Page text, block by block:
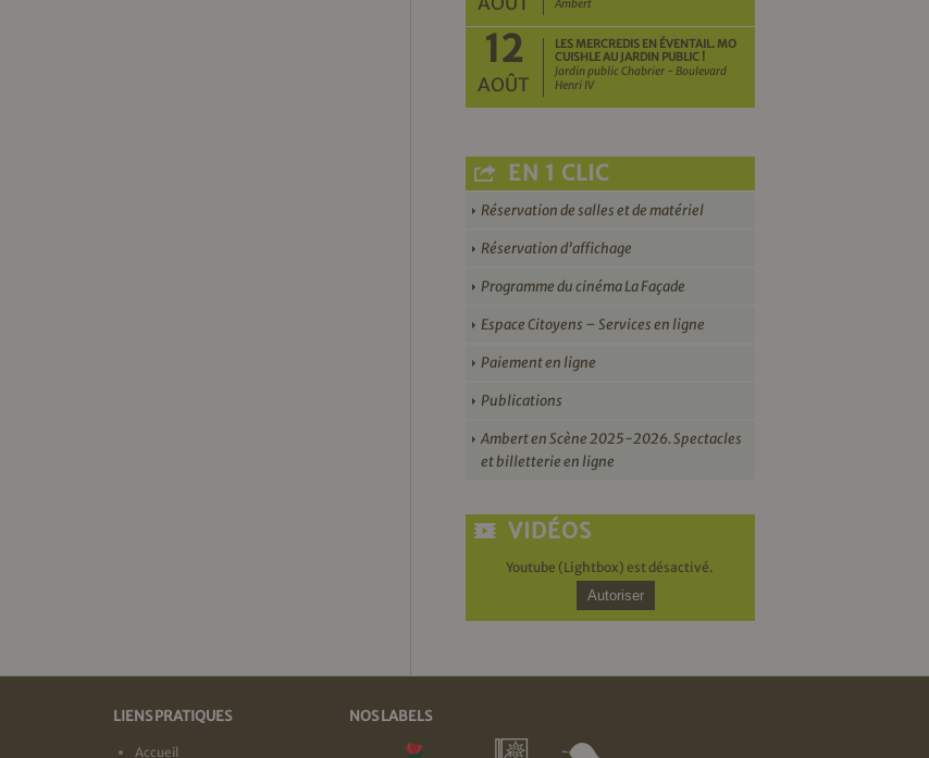
Ambert
12
AOÛT
LES MERCREDIS EN ÉVENTAIL. MO
CUISHLE AU JARDIN PUBLIC !
Jardin public Chabrier - Boulevard
Henri IV
EN 1 CLIC
Réservation de salles et de matériel
Réservation d’affichage
Programme du cinéma La Façade
Espace Citoyens – Services en ligne
Paiement en ligne
Publications
Ambert en Scène 2025-2026. Spectacles
et billetterie en ligne
VIDÉOS
Youtube (Lightbox) est désactivé.
Autoriser
LIENS PRATIQUES
Accueil
NOS LABELS